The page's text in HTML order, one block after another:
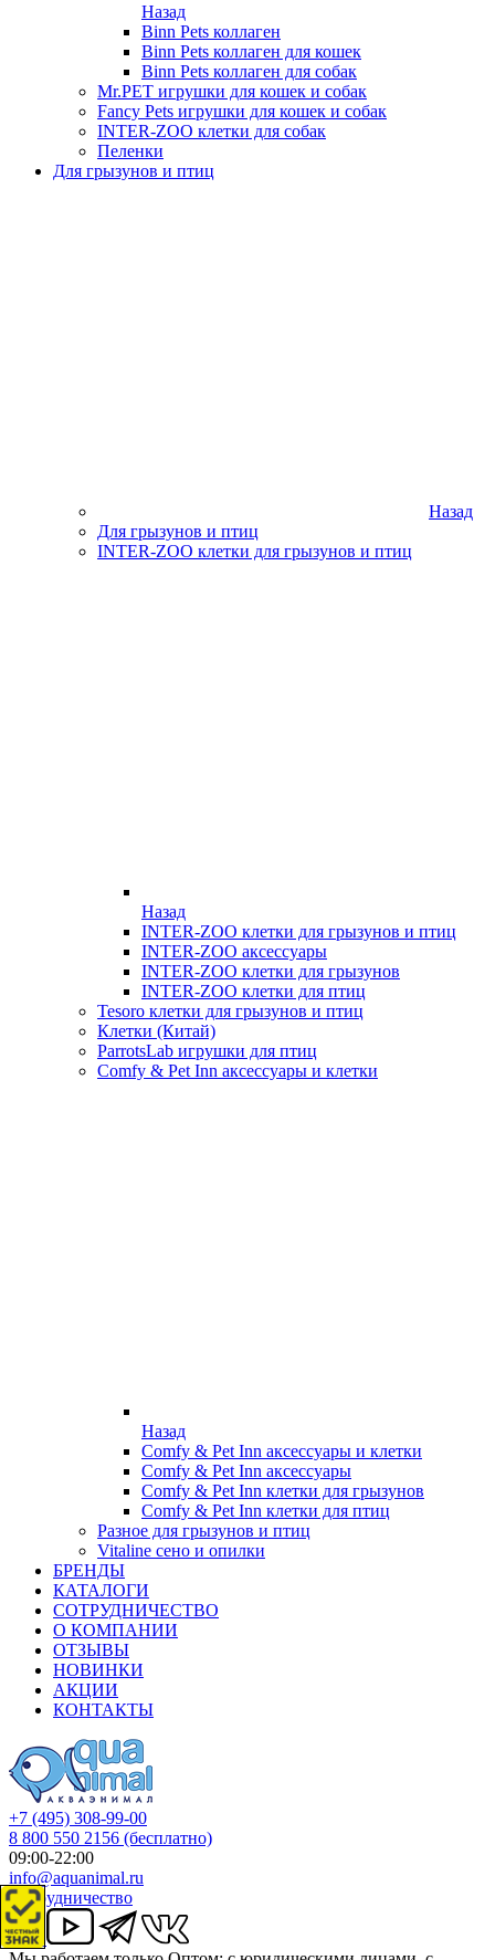
Назад
Binn Pets коллаген
Binn Pets коллаген для кошек
Binn Pets коллаген для собак
Mr.PET игрушки для кошек и собак
Fancy Pets игрушки для кошек и собак
INTER-ZOO клетки для собак
Пеленки
Для грызунов и птиц
Назад
Для грызунов и птиц
INTER-ZOO клетки для грызунов и птиц
Назад
INTER-ZOO клетки для грызунов и птиц
INTER-ZOO аксессуары
INTER-ZOO клетки для грызунов
INTER-ZOO клетки для птиц
Tesoro клетки для грызунов и птиц
Клетки (Китай)
ParrotsLab игрушки для птиц
Comfy & Pet Inn аксессуары и клетки
Назад
Comfy & Pet Inn аксессуары и клетки
Comfy & Pet Inn аксессуары
Comfy & Pet Inn клетки для грызунов
Comfy & Pet Inn клетки для птиц
Разное для грызунов и птиц
Vitaline сено и опилки
БРЕНДЫ
КАТАЛОГИ
СОТРУДНИЧЕСТВО
О КОМПАНИИ
ОТЗЫВЫ
НОВИНКИ
АКЦИИ
КОНТАКТЫ
+7 (495) 308-99-00
8 800 550 2156 (бесплатно)
09:00-22:00
info@aquanimal.ru
Сотрудничество